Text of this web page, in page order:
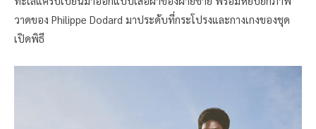
วาดของ Philippe Dodard มาประดับที่กระโปรงและกางเกงของชุด
เปิดพิธี